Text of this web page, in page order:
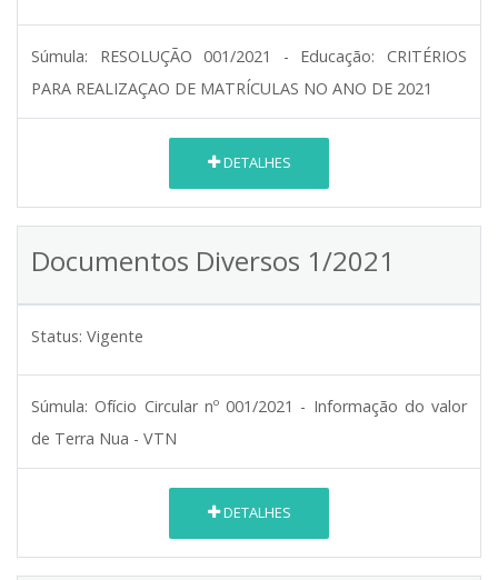
Súmula:
RESOLUÇÃO 001/2021 - Educação: CRITÉRIOS
PARA REALIZAÇAO DE MATRÍCULAS NO ANO DE 2021
DETALHES
Documentos Diversos 1/2021
Status: Vigente
Súmula: Ofício Circular nº 001/2021 - Informação do valor
de Terra Nua - VTN
DETALHES